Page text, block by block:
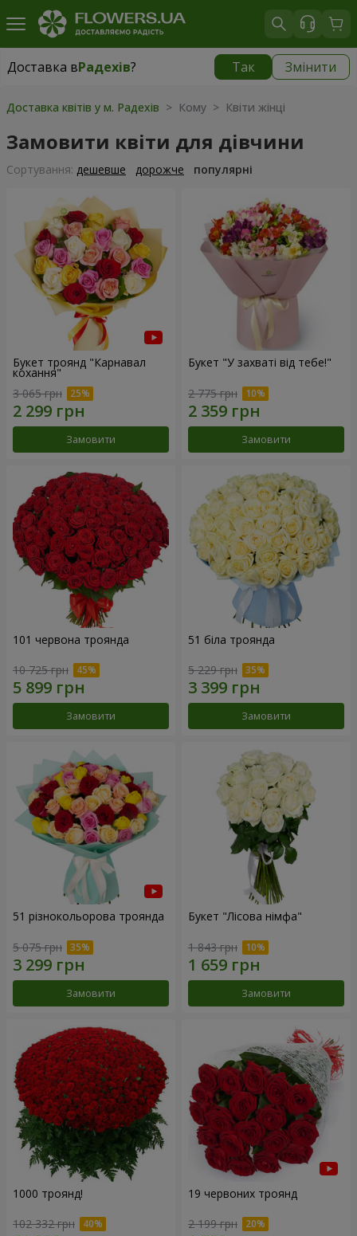
Доставка вРадехів? Так Змінити
Доставка вРадехів|
Доставка квітів у м. Радехів > Кому > Квіти жінці
Замовити квіти для дівчини
Сортування: дешевше дорожче популярні
Букет троянд "Карнавал
кохання"
3 065 грн
Замовити
Букет "У захваті від тебе!"
2 775 грн
Замовити
101 червона троянда
10 725 грн
Замовити
51 біла троянда
5 229 грн
Замовити
51 різнокольорова троянда
5 075 грн
Замовити
Букет "Лісова німфа"
1 843 грн
Замовити
1000 троянд!
102 332 грн
19 червоних троянд
2 199 грн